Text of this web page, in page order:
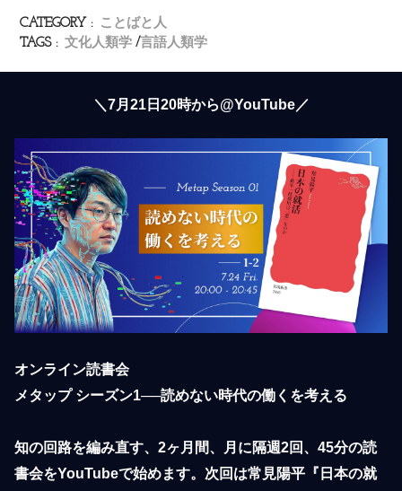
CATEGORY : ことばと人
TAGS : 文化人類学 言語人類学
＼7月21日20時から@YouTube／
オンライン読書会
メタップ シーズン1──読めない時代の働くを考える
知の回路を編み直す、2ヶ月間、月に隔週2回、45分の読
書会をYouTubeで始めます。次回は常見陽平『日本の就